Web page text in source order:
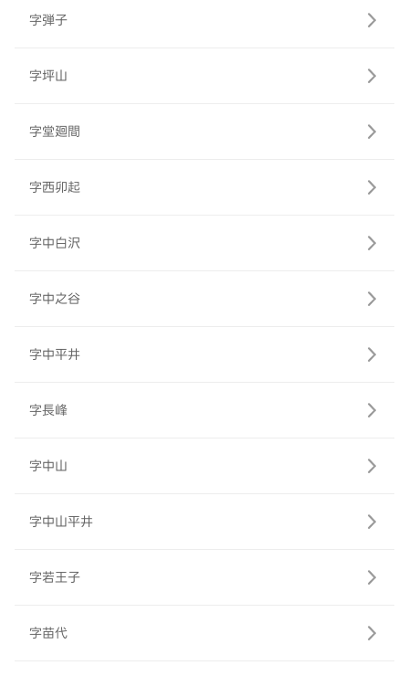
字弾子
字坪山
字堂廻間
字西卯起
字中白沢
字中之谷
字中平井
字長峰
字中山
字中山平井
字若王子
字苗代